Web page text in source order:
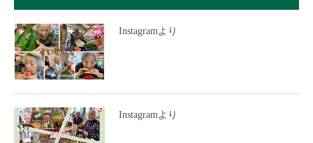
Instagramより
Instagramより